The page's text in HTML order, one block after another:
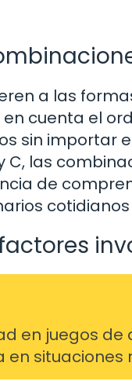
a las
cuenta el
sin importar
C, las
de
en juegos de
en situaciones